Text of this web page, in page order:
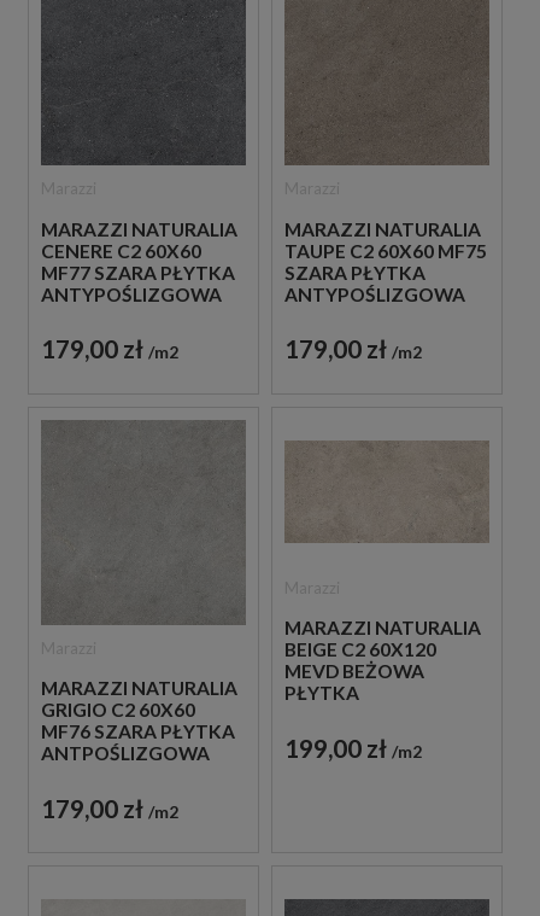
MARAZZI NATURALIA
CENERE C2 60X60
MF77 SZARA PŁYTKA
ANTYPOŚLIZGOWA
179,00 zł m2
MARAZZI NATURALIA
TAUPE C2 60X60 MF75
SZARA PŁYTKA
ANTYPOŚLIZGOWA
179,00 zł m2
MARAZZI NATURALIA
GRIGIO C2 60X60
MF76 SZARA PŁYTKA
ANTPOŚLIZGOWA
179,00 zł m2
MARAZZI NATURALIA
BEIGE C2 60X120
MEVD BEŻOWA
PŁYTKA
IMITUJĄCA KAMIEŃ
199,00 zł m2